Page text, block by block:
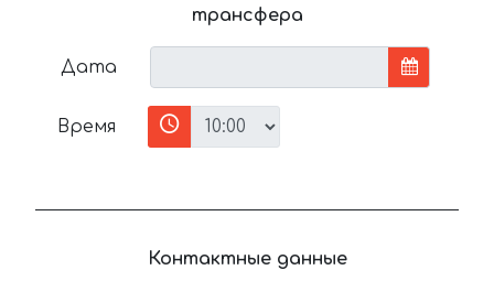
трансфера
Дата
Время
Контактные данные